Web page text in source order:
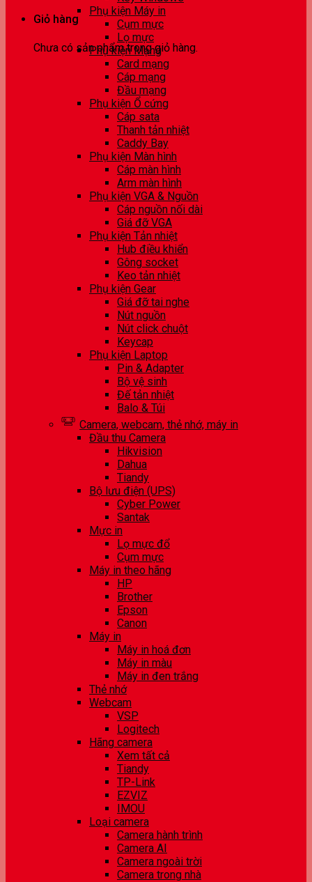
Giỏ hàng
Chưa có sản phẩm trong giỏ hàng.
Phụ kiện Máy in
Cụm mực
Lọ mực
Phụ kiện Mạng
Card mạng
Cáp mạng
Đầu mạng
Phụ kiện Ổ cứng
Cáp sata
Thanh tản nhiệt
Caddy Bay
Phụ kiện Màn hình
Cáp màn hình
Arm màn hình
Phụ kiện VGA & Nguồn
Cáp nguồn nối dài
Giá đỡ VGA
Phụ kiện Tản nhiệt
Hub điều khiển
Gông socket
Keo tản nhiệt
Phụ kiện Gear
Giá đỡ tai nghe
Nút nguồn
Nút click chuột
Keycap
Phụ kiện Laptop
Pin & Adapter
Bộ vệ sinh
Đế tản nhiệt
Balo & Túi
Camera, webcam, thẻ nhớ, máy in
Đầu thu Camera
Hikvision
Dahua
Tiandy
Bộ lưu điện (UPS)
Cyber Power
Santak
Mực in
Lọ mực đổ
Cụm mực
Máy in theo hãng
HP
Brother
Epson
Canon
Máy in
Máy in hoá đơn
Máy in màu
Máy in đen trắng
Thẻ nhớ
Webcam
VSP
Logitech
Hãng camera
Xem tất cả
Tiandy
TP-Link
EZVIZ
IMOU
Loại camera
Camera hành trình
Camera AI
Camera ngoài trời
Camera trong nhà